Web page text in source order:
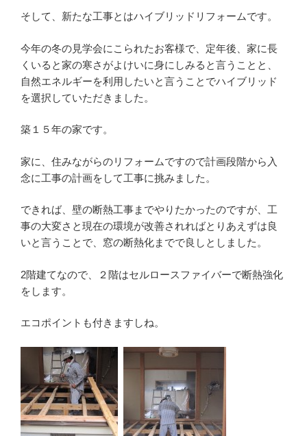
そして、新たな工事とはハイブリッドリフォームです。
今年の冬の見学会にこられたお客様で、定年後、家に長
くいると家の寒さがよけいに身にしみると言うことと、
自然エネルギーを利用したいと言うことでハイブリッド
を選択していただきました。
築１５年の家です。
家に、住みながらのリフォームですので計画段階から入
念に工事の計画をして工事に挑みました。
できれば、壁の断熱工事までやりたかったのですが、工
事の大変さと現在の環境が改善されればとりあえずは良
いと言うことで、窓の断熱化までで良しとしました。
2階建てなので、２階はセルロースファイバーで断熱強化
をします。
エコポイントも付きますしね。